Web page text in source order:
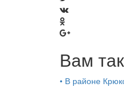
Вам
• В районе